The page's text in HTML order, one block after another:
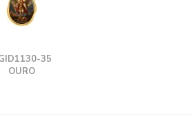
35
OURO